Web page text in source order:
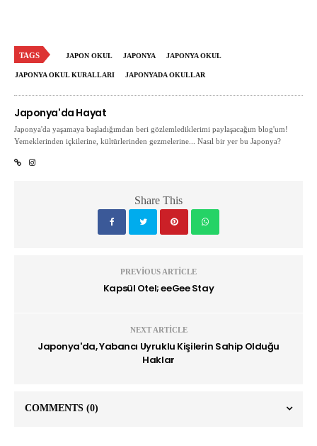
TAGS JAPON OKUL JAPONYA JAPONYA OKUL
JAPONYA OKUL KURALLARI JAPONYADA OKULLAR
Japonya'da Hayat
Japonya'da yaşamaya başladığımdan beri gözlemlediklerimi paylaşacağım blog'um!
Yemeklerinden içkilerine, kültürlerinden gezmelerine... Nasıl bir yer bu Japonya?
Share This
PREVIOUS ARTICLE
Kapsül Otel; eeGee Stay
NEXT ARTICLE
Japonya'da, Yabancı Uyruklu Kişilerin Sahip Olduğu
Haklar
COMMENTS (0)